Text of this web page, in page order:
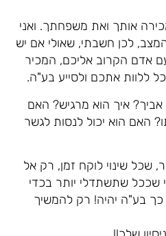
אותך ואת משפחתך. ואני
לכן חשבתי, שאולי אם יש
אדם הקרוב אליכם, המכיר
ללוות אתכם ולסייע בע"ה.
איך הוא מרגיש? האם
האם הוא יכול לנסות לגשר
שכל שינוי לוקח זמן, רק אל
שככל שתשתדלי יותר בכדי
בע"ה יהיה! רק להמשיך